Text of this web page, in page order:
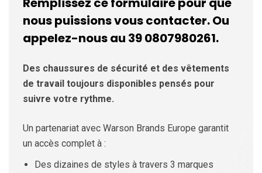
nous puissions vous contacter. Ou
appelez-nous au 39 0807980261.
Des chaussures de sécurité et des vêtements
de travail toujours disponibles pensés pour
suivre votre rythme.
Un partenariat avec Warson Brands Europe garantit
un accès complet à :
Des dizaines de styles à travers 3 marques